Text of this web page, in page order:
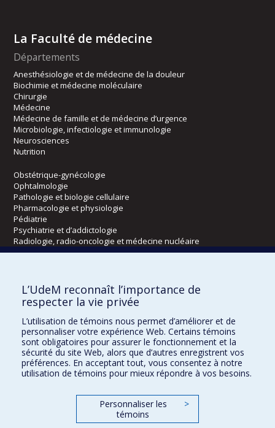
La Faculté de médecine
Départements
Anesthésiologie et de médecine de la douleur
Biochimie et médecine moléculaire
Chirurgie
Médecine
Médecine de famille et de médecine d’urgence
Microbiologie, infectiologie et immunologie
Neurosciences
Nutrition
Obstétrique-gynécologie
Ophtalmologie
Pathologie et biologie cellulaire
Pharmacologie et physiologie
Pédiatrie
Psychiatrie et d’addictologie
Radiologie, radio-oncologie et médecine nucléaire
Écoles
Kinésiologie et des sciences de l’activité physique
Orthophonie et audiologie
Réadaptation
Directions
DPC
CPASS
L’UdeM reconnaît l’importance de
respecter la vie privée
L’utilisation de témoins nous permet d’améliorer et de
personnaliser votre expérience Web. Certains témoins
sont obligatoires pour assurer le fonctionnement et la
sécurité du site Web, alors que d’autres enregistrent vos
préférences. En acceptant tout, vous consentez à notre
utilisation de témoins pour mieux répondre à vos besoins.
Personnaliser les
témoins
>